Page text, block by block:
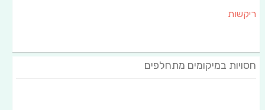
ריקשות
חסויות במיקומים מתחלפים